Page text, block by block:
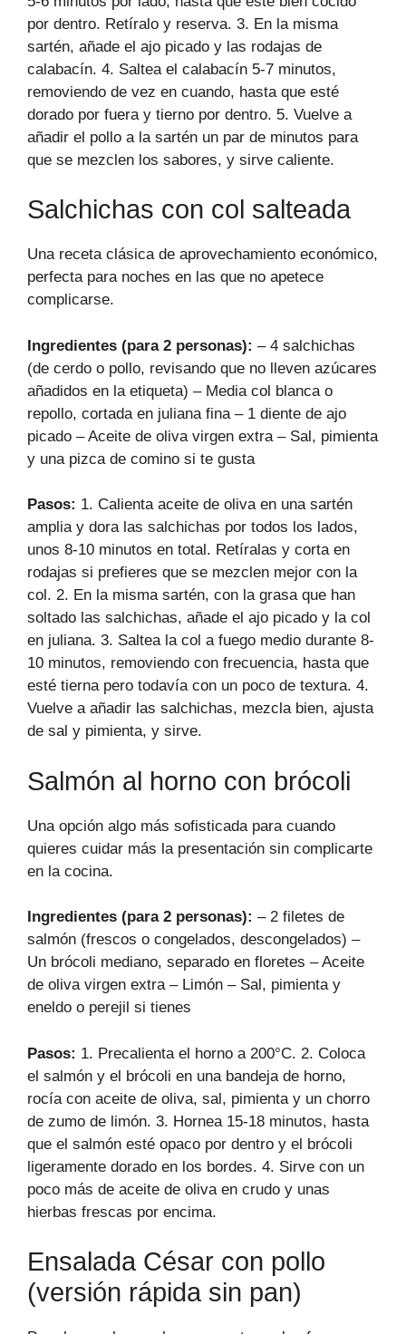
por dentro. Retíralo y reserva. 3. En la misma
sartén, añade el ajo picado y las rodajas de
calabacín. 4. Saltea el calabacín 5-7 minutos,
removiendo de vez en cuando, hasta que esté
dorado por fuera y tierno por dentro. 5. Vuelve a
añadir el pollo a la sartén un par de minutos para
que se mezclen los sabores, y sirve caliente.
Salchichas con col salteada
Una receta clásica de aprovechamiento económico,
perfecta para noches en las que no apetece
complicarse.
Ingredientes (para 2 personas): – 4 salchichas
(de cerdo o pollo, revisando que no lleven azúcares
añadidos en la etiqueta) – Media col blanca o
repollo, cortada en juliana fina – 1 diente de ajo
picado – Aceite de oliva virgen extra – Sal, pimienta
y una pizca de comino si te gusta
Pasos: 1. Calienta aceite de oliva en una sartén
amplia y dora las salchichas por todos los lados,
unos 8-10 minutos en total. Retíralas y corta en
rodajas si prefieres que se mezclen mejor con la
col. 2. En la misma sartén, con la grasa que han
soltado las salchichas, añade el ajo picado y la col
en juliana. 3. Saltea la col a fuego medio durante 8-
10 minutos, removiendo con frecuencia, hasta que
esté tierna pero todavía con un poco de textura. 4.
Vuelve a añadir las salchichas, mezcla bien, ajusta
de sal y pimienta, y sirve.
Salmón al horno con brócoli
Una opción algo más sofisticada para cuando
quieres cuidar más la presentación sin complicarte
en la cocina.
Ingredientes (para 2 personas): – 2 filetes de
salmón (frescos o congelados, descongelados) –
Un brócoli mediano, separado en floretes – Aceite
de oliva virgen extra – Limón – Sal, pimienta y
eneldo o perejil si tienes
Pasos: 1. Precalienta el horno a 200°C. 2. Coloca
el salmón y el brócoli en una bandeja de horno,
rocía con aceite de oliva, sal, pimienta y un chorro
de zumo de limón. 3. Hornea 15-18 minutos, hasta
que el salmón esté opaco por dentro y el brócoli
ligeramente dorado en los bordes. 4. Sirve con un
poco más de aceite de oliva en crudo y unas
hierbas frescas por encima.
Ensalada César con pollo
(versión rápida sin pan)